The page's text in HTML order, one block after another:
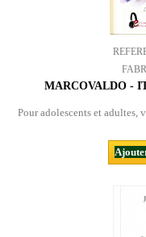
MARCOVALDO -
Pour adolescents et